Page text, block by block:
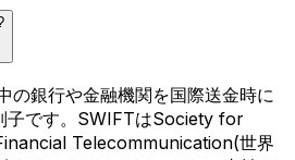
の銀行や金融機関を国際送金時に
子です。SWIFTはSociety for
Telecommunication(世界